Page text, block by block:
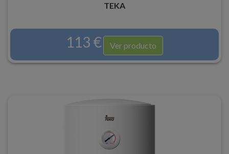
TEKA
113 € Ver producto